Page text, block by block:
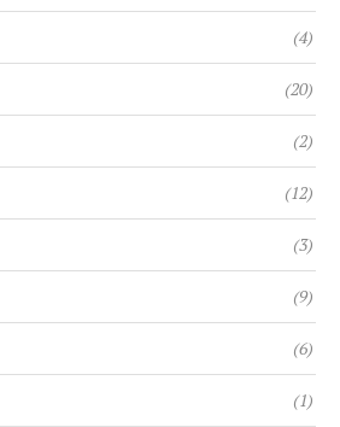
(4)
(20)
(2)
(12)
(3)
(9)
(6)
(1)